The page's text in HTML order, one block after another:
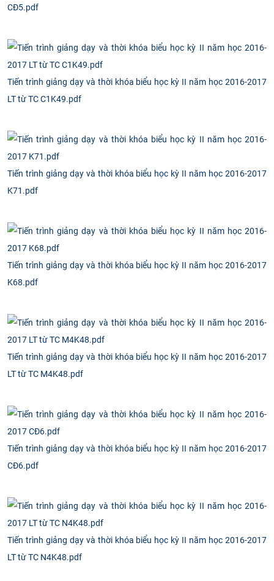
CĐ5.pdf
Tiến trình giảng dạy và thời khóa biểu học kỳ II năm học 2016-2017
LT từ TC C1K49.pdf
Tiến trình giảng dạy và thời khóa biểu học kỳ II năm học 2016-2017
K71.pdf
Tiến trình giảng dạy và thời khóa biểu học kỳ II năm học 2016-2017
K68.pdf
Tiến trình giảng dạy và thời khóa biểu học kỳ II năm học 2016-2017
LT từ TC M4K48.pdf
Tiến trình giảng dạy và thời khóa biểu học kỳ II năm học 2016-2017
CĐ6.pdf
Tiến trình giảng dạy và thời khóa biểu học kỳ II năm học 2016-2017
LT từ TC N4K48.pdf